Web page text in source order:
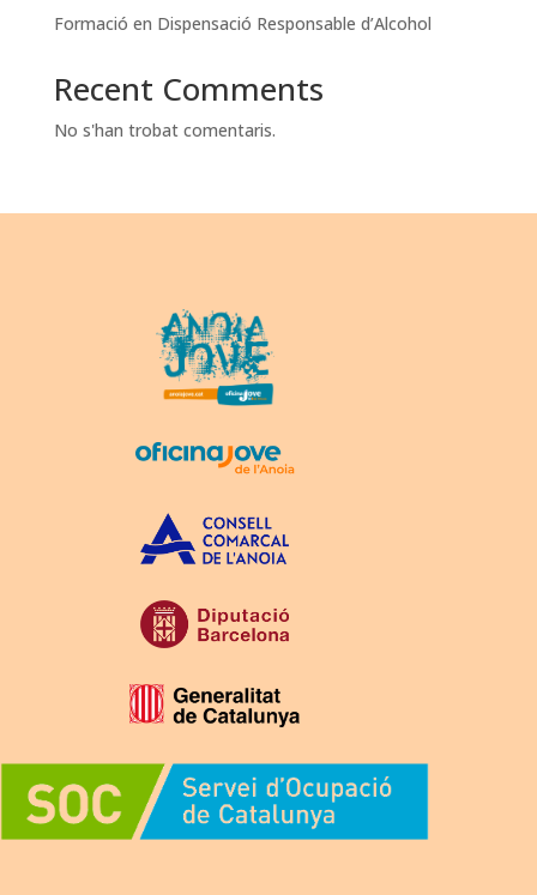
Formació en Dispensació Responsable d’Alcohol
Recent Comments
No s'han trobat comentaris.